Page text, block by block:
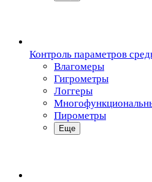
Контроль параметров
Влагомеры
Гигрометры
Логгеры
Пирометры
Еще